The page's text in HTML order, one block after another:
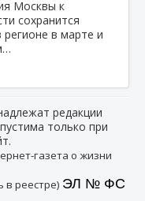
в марте и
редакции
только при
газета о жизни
в реестре) ЭЛ № ФС